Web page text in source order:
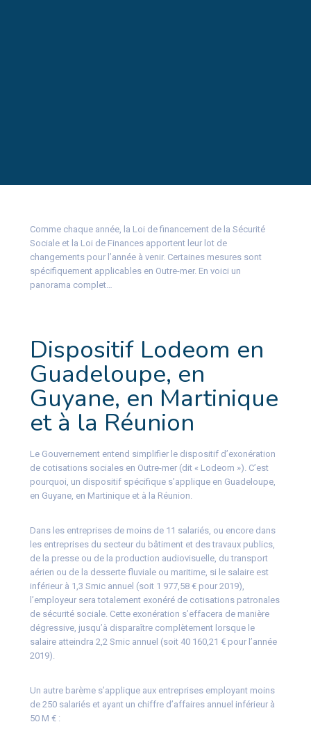
Comme chaque année, la Loi de financement de la Sécurité
Sociale et la Loi de Finances apportent leur lot de
changements pour l’année à venir. Certaines mesures sont
spécifiquement applicables en Outre-mer. En voici un
panorama complet…
Dispositif Lodeom en
Guadeloupe, en
Guyane, en Martinique
et à la Réunion
Le Gouvernement entend simplifier le dispositif d’exonération
de cotisations sociales en Outre-mer (dit « Lodeom »). C’est
pourquoi, un dispositif spécifique s’applique en Guadeloupe,
en Guyane, en Martinique et à la Réunion.
Dans les entreprises de moins de 11 salariés, ou encore dans
les entreprises du secteur du bâtiment et des travaux publics,
de la presse ou de la production audiovisuelle, du transport
aérien ou de la desserte fluviale ou maritime, si le salaire est
inférieur à 1,3 Smic annuel (soit 1 977,58 € pour 2019),
l’employeur sera totalement exonéré de cotisations patronales
de sécurité sociale. Cette exonération s’effacera de manière
dégressive, jusqu’à disparaître complètement lorsque le
salaire atteindra 2,2 Smic annuel (soit 40 160,21 € pour l’année
2019).
Un autre barème s’applique aux entreprises employant moins
de 250 salariés et ayant un chiffre d’affaires annuel inférieur à
50 M € :